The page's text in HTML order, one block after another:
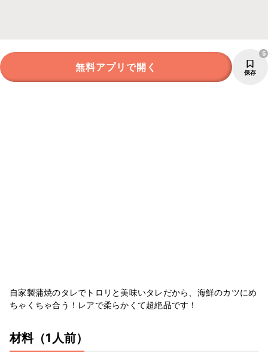
無料アプリで開く 保存
5
自家製蒲焼のタレでトロリと美味いタレだから、海鮮のカツにめ
ちゃくちゃ合う！レアで柔らかくて超絶品です！
材料（1人前）